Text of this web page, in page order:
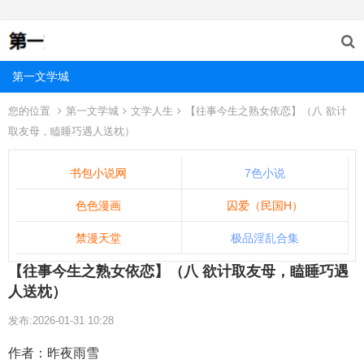
第一文学城
您的位置 第一文学城 文学人生
【往事今生之熟女依恋】（八 欲计
取友母，瞌睡巧遇人送枕）
书包小说网 7色小说
色色漫画 囚爱（民国H）
禁漫天堂 极品淫乱合集
【往事今生之熟女依恋】（八 欲计取友母，瞌睡巧遇
人送枕）
发布:2026-01-31 10:28
作者：昨夜雨雪